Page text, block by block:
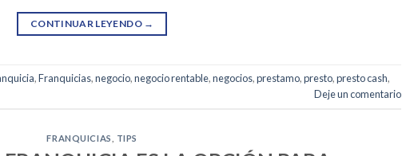
CONTINUAR LEYENDO →
,Franquicias,negocio,negocio rentable,negocios,prestamo,presto,presto cash,
Deje un comentario
FRANQUICIAS TIPS